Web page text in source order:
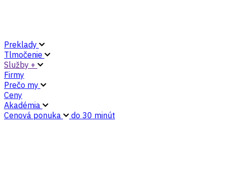
Preklady
Tlmočenie
Služby +
Firmy
Prečo my
Ceny
Akadémia
Cenová ponuka
do 30 minút